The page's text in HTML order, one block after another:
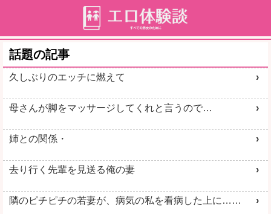
話題の記事
久しぶりのエッチに燃えて
母さんが脚をマッサージしてくれと言うので…
姉との関係・
去り行く先輩を見送る俺の妻
隣のピチピチの若妻が、病気の私を看病した上に……